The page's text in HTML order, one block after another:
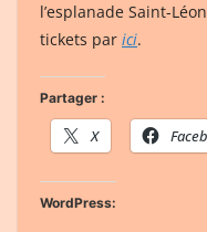
l’esplanade Saint-
tickets par ici.
Partager :
X
WordPress: